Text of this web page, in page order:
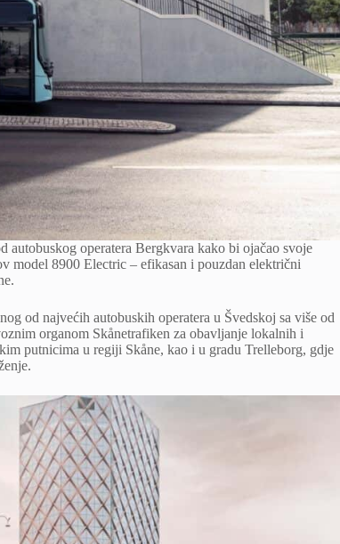
autobuskog operatera Bergkvara kako bi ojačao svoje
model 8900 Electric – efikasan i pouzdan električni
od najvećih autobuskih operatera u Švedskoj sa više od
organom Skånetrafiken za obavljanje lokalnih i
putnicima u regiji Skåne, kao i u gradu Trelleborg, gdje